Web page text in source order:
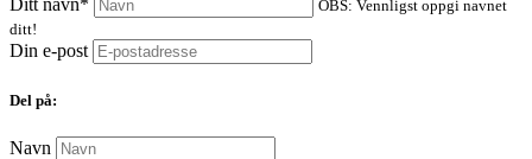
Ditt navn*
OBS: Vennligst oppgi navnet
ditt!
Din e-post
Del på:
Navn